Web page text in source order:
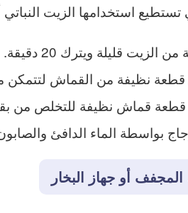
تستطيع استخدامها الزيت
الزيت قليلة ويترك 20 دقيقة.
قطعة نظيفة من القماش لتتمكن
قماش نظيفة للتخلص من
بواسطة الماء الدافئ
أو جهاز البخار